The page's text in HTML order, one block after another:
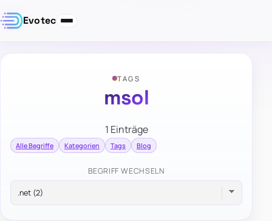
Evotec
TAGS
msol
1 Einträge
Alle Begriffe Kategorien Tags Blog
BEGRIFF WECHSELN